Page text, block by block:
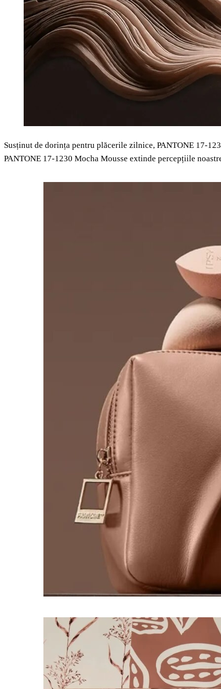
Susținut de dorința pentru plăcerile zilnice, PANTONE 17-
PANTONE 17-1230 Mocha Mousse extinde percepțiile